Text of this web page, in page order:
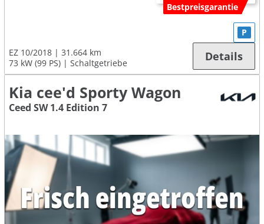
Bestpreisgarantie
EZ 10/2018
31.664 km
73 kW (99 PS)
Schaltgetriebe
P
Details
Kia cee'd Sporty Wagon
Ceed SW 1.4 Edition 7